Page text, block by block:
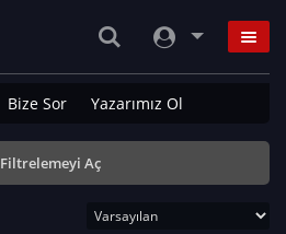
Bize Sor Yazarımız Ol
Filtrelemeyi Aç